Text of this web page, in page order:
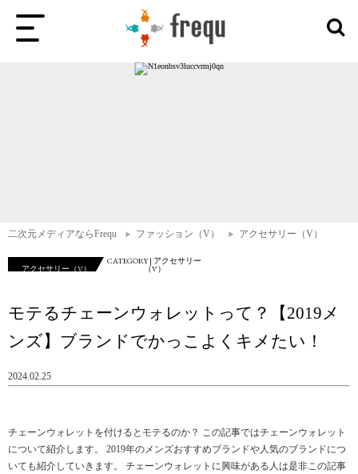
二次元メディアならFrequ ファッション（V） アクセサリー（V）
アクセサリー（V）
CATEGORY | アクセサリー
（V）
モテるチェーンウォレットって？【2019メ
ンズ】ブランドでかっこよくキメたい！
2024.02.25
チェーンウォレットを付けるとモテるのか？ この記事ではチェーンウォレット
について紹介します。 2019年のメンズおすすめブランドや人気のブランドにつ
いても紹介していきます。 チェーンウォレットに興味がある人は是非この記事